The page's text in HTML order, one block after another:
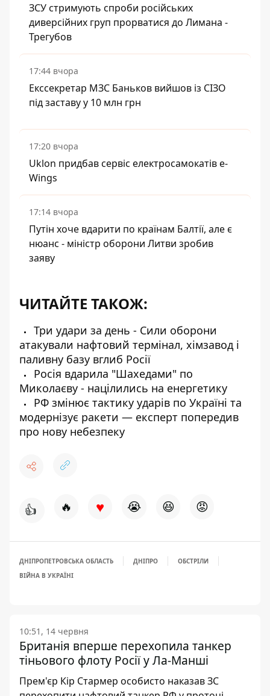
ЗСУ стримують спроби російських
диверсійних груп прорватися до Лимана -
Трегубов
17:44 вчора
Екссекретар МЗС Баньков вийшов із СІЗО
під заставу у 10 млн грн
17:20 вчора
Uklon придбав сервіс електросамокатів e-
Wings
17:14 вчора
Путін хоче вдарити по країнам Балтії, але є
нюанс - міністр оборони Литви зробив
заяву
ЧИТАЙТЕ ТАКОЖ:
Три удари за день - Сили оборони
атакували нафтовий термінал, хімзавод і
паливну базу вглиб Росії
Росія вдарила "Шахедами" по
Миколаєву - націлились на енергетику
РФ змінює тактику ударів по Україні та
модернізує ракети — експерт попередив
про нову небезпеку
👍 🔥 ♥ 😭 😆 😡
ДНІПРОПЕТРОВСЬКА ОБЛАСТЬ ДНІПРО
ОБСТРІЛИ
ВІЙНА В УКРАЇНІ
10:51, 14 червня
Британія вперше перехопила танкер
тіньового флоту Росії у Ла-Манші
Прем'єр Кір Стармер особисто наказав ЗС